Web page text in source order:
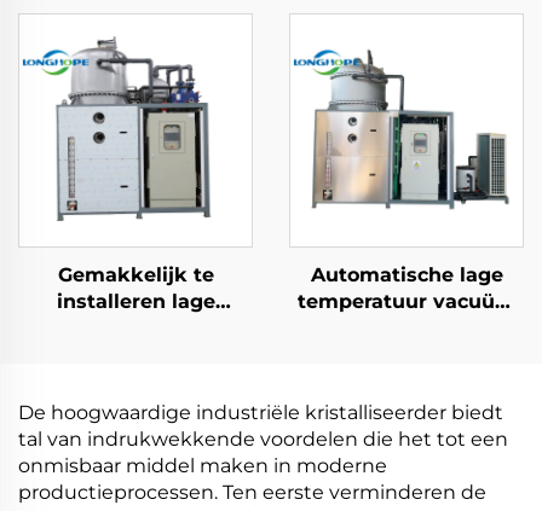
vacuum destillerij
Evaporator machine
fabriek
Gemakkelijk te
installeren lage
vacuümverdampingsapparaat
voor de
bewerkingsindustrie
Automatische lage
temperatuur vacuüm
uitwisselingsapparatuur
De hoogwaardige industriële kristalliseerder biedt
tal van indrukwekkende voordelen die het tot een
onmisbaar middel maken in moderne
productieprocessen. Ten eerste verminderen de